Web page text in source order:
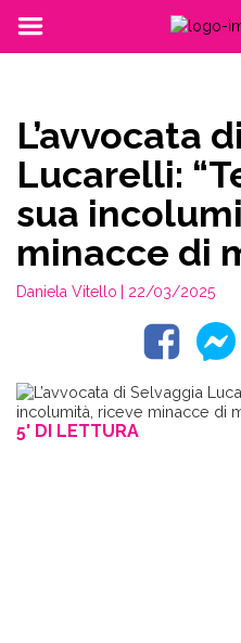
L’avvocata
Lucarelli:
sua
minacce di
Daniela Vitello | 22/03/2025
5' DI LETTURA